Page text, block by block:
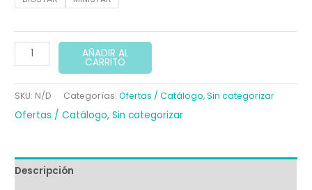
hasta
Oferta
Maquinas
Thermomoldeado
cantidad
AÑADIR AL
CARRITO
SKU: N/D Categorías:Ofertas / Catálogo,Sin categorizar
Ofertas / Catálogo,Sin categorizar
Descripción